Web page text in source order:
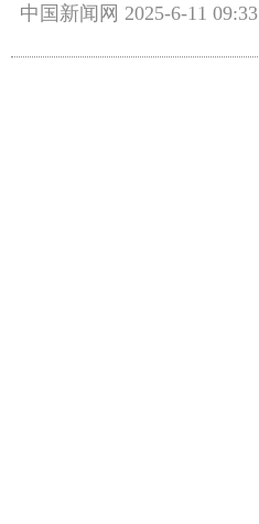
中国新闻网 2025-6-11 09:33